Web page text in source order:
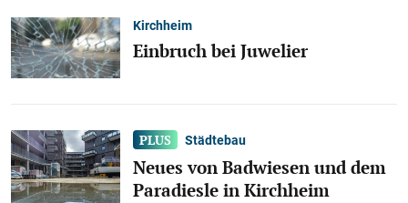
Kirchheim
Einbruch bei Juwelier
Städtebau
Neues von Badwiesen und dem
Paradiesle in Kirchheim